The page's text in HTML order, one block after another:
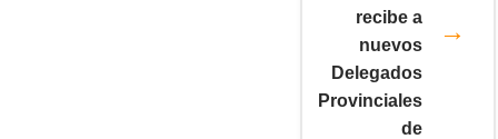
recibe a
nuevos
Delegados
Provinciales
de